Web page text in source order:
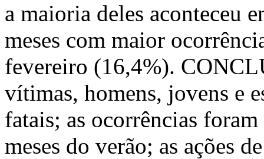
a maioria deles aconteceu
meses com maior
fevereiro (16,4%).
vítimas, homens, jovens e
fatais; as ocorrências
meses do verão; as ações